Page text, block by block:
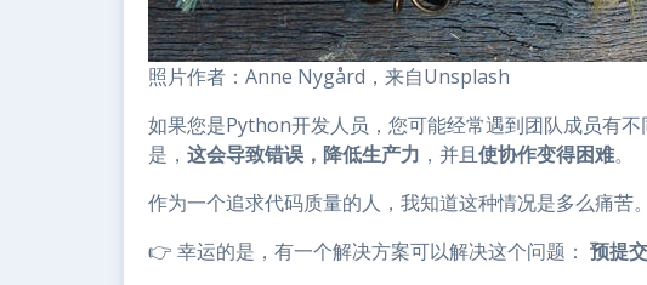
照片作者：Anne Nygård，来自Unsplash
如果您是Python开发人员，您可能经常遇到团队成员有
是， 这会导致错误，降低生产力 ，并且使协作变得困难。
作为一个追求代码质量的人，我知道这种情况是多么痛苦。
👉 幸运的是，有一个解决方案可以解决这个问题： 预提